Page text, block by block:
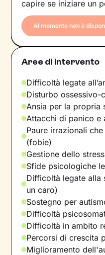
capire se iniziare un
Al momento non è
Aree di intervento
Difficoltà legate
Disturbo ossessivo-
Ansia per la propria
Attacchi di panico e
Paure irrazionali
(fobie)
Gestione dello stress
Sfide psicologiche
Difficoltà legate alla
un caro)
Sostegno per
Difficoltà
Difficoltà in ambito
Percorsi di crescita
Miglioramento